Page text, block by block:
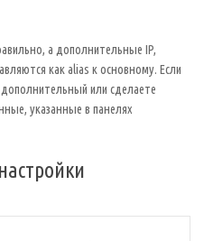
а дополнительные IP,
как alias к основному. Если
или сделаете
указанные в панелях